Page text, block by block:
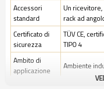
Accessori
standard
Un
rack ad
Certificato di
sicurezza
TÜV CE,
TIPO 4
Ambito di
applicazione
Ambiente